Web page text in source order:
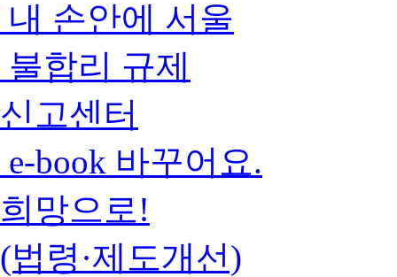
내 손안에 서울
불합리 규제
신고센터
e-book 바꾸어요.
희망으로!
(법령·제도개선)